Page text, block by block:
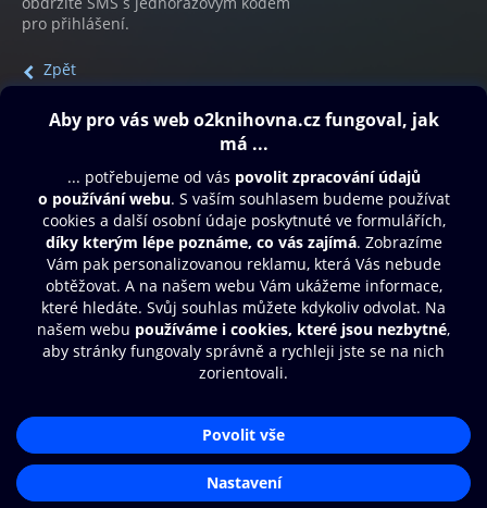
pro přihlášení.
Zpět
Obsah ke stažení
Moje O2 Knihovna
Další zábava
© O2 Czech Republic a.s.
Přístupnost
Zásady zpracování osobních údajůAplikace O2 Knihovna
Čti a poslouchej své e-knihy a